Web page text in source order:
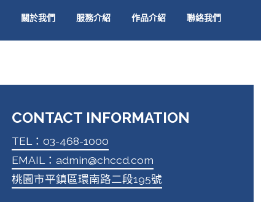
關於我們 服務介紹 作品介紹 聯絡我們
CONTACT INFORMATION
TEL：03-468-1000
EMAIL：admin@chccd.com
桃園市平鎮區環南路二段195號